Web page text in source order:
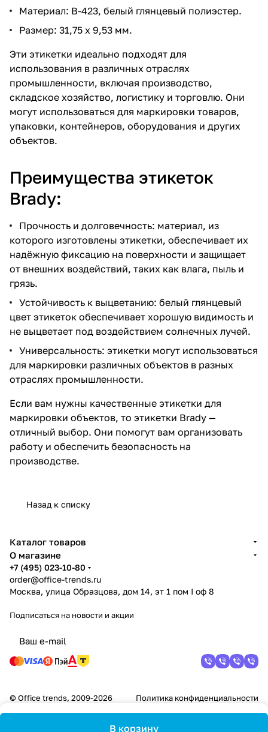
Материал: В-423, белый глянцевый полиэстер.
Размер: 31,75 х 9,53 мм.
Эти этикетки идеально подходят для
использования в различных отраслях
промышленности, включая производство,
складское хозяйство, логистику и торговлю. Они
могут использоваться для маркировки товаров,
упаковки, контейнеров, оборудования и других
объектов.
Преимущества этикеток
Brady:
Прочность и долговечность: материал, из
которого изготовлены этикетки, обеспечивает их
надёжную фиксацию на поверхности и защищает
от внешних воздействий, таких как влага, пыль и
грязь.
Устойчивость к выцветанию: белый глянцевый
цвет этикеток обеспечивает хорошую видимость и
не выцветает под воздействием солнечных лучей.
Универсальность: этикетки могут использоваться
для маркировки различных объектов в разных
отраслях промышленности.
Если вам нужны качественные этикетки для
маркировки объектов, то этикетки Brady —
отличный выбор. Они помогут вам организовать
работу и обеспечить безопасность на
производстве.
Назад к списку
В корзину
Каталог товаров
О магазине
+7 (495) 023-10-80
order@office-trends.ru
Москва, улица Образцова, дом 14, эт 1 пом I оф 8
Подписаться на новости и акции
© Office trends, 2009-2026 Политика конфиденциальности